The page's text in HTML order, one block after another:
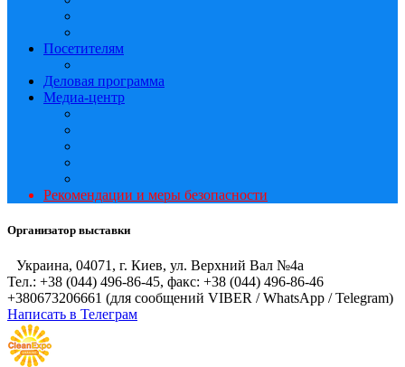
Посетителям
Деловая программа
Медиа-центр
Рекомендации и меры безопасности
Организатор выставки
Украина, 04071, г. Киев, ул. Верхний Вал №4а
Тел.: +38 (044) 496-86-45, факс: +38 (044) 496-86-46
+380673206661 (для сообщений VIBER / WhatsApp / Telegram)
Написать в Телеграм